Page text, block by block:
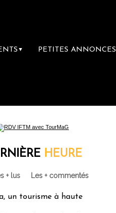
▼ PETITES ANNONCES
HEURE
+ lus Les + commentés
un tourisme à haute